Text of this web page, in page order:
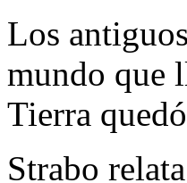
Los
mundo que
Tierra
Strabo